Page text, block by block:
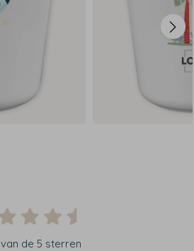
van de 5 sterren